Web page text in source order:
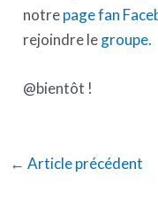
notrepage fan
rejoindre legroupe.
@bientôt !
← Article précédent